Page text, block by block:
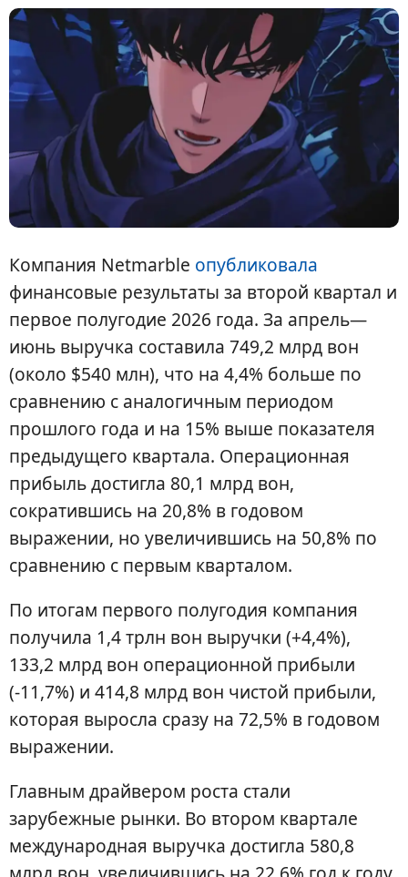
Компания Netmarble опубликовала
финансовые результаты за второй квартал и
первое полугодие 2026 года. За апрель—
июнь выручка составила 749,2 млрд вон
(около $540 млн), что на 4,4% больше по
сравнению с аналогичным периодом
прошлого года и на 15% выше показателя
предыдущего квартала. Операционная
прибыль достигла 80,1 млрд вон,
сократившись на 20,8% в годовом
выражении, но увеличившись на 50,8% по
сравнению с первым кварталом.
По итогам первого полугодия компания
получила 1,4 трлн вон выручки (+4,4%),
133,2 млрд вон операционной прибыли
(-11,7%) и 414,8 млрд вон чистой прибыли,
которая выросла сразу на 72,5% в годовом
выражении.
Главным драйвером роста стали
зарубежные рынки. Во втором квартале
международная выручка достигла 580,8